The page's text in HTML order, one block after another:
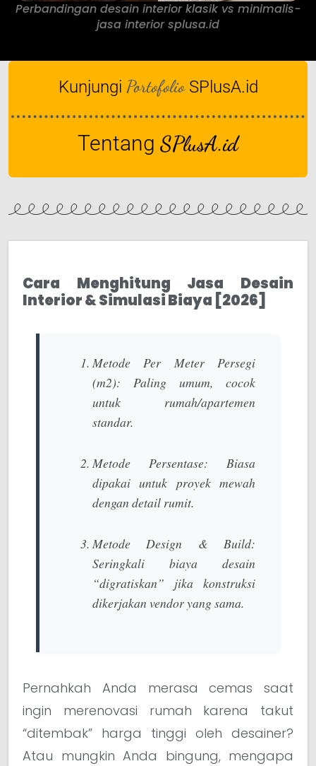
Perbandingan desain interior klasik vs minimalis-
jasa interior splusa.id
Kunjungi Portofolio SPlusA.id
Tentang SPlusA.id
Cara Menghitung Jasa Desain
Interior & Simulasi Biaya [2026]
Metode Per Meter Persegi
(m2): Paling umum, cocok
untuk rumah/apartemen
standar.
Metode Persentase: Biasa
dipakai untuk proyek mewah
dengan detail rumit.
Metode Design & Build:
Seringkali biaya desain
“digratiskan” jika konstruksi
dikerjakan vendor yang sama.
Pernahkah Anda merasa cemas saat
ingin merenovasi rumah karena takut
“ditembak” harga tinggi oleh desainer?
Atau mungkin Anda bingung, mengapa